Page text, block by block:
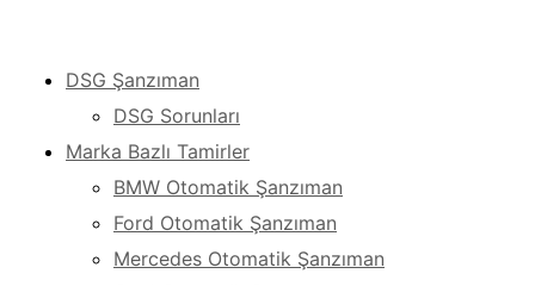
DSG Şanzıman
DSG Sorunları
Marka Bazlı Tamirler
BMW Otomatik Şanzıman
Ford Otomatik Şanzıman
Mercedes Otomatik Şanzıman